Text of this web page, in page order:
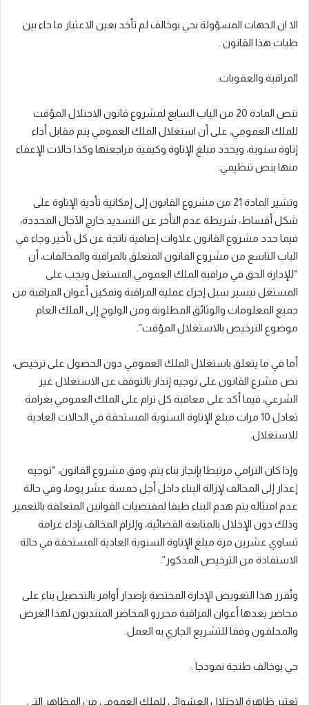
الا ان الجهات المسؤولة بحي بوخالف لم تأخد بعين الاعتبار ما جاء بين
طيات هذا القانون .
المراقبة والعقوبات:
تنص المادة 20 من الباب السابع لمشروع قانون الاحتلال المؤقت
للملك العمومي، على أن استغلال الملك العمومي يتم مقابل أداء
إتاوة سنوية، ويحدد مبلغ الإتاوة وكيفية مراجعتها وكذا حالات الإعفاء
منها بنص تنظيمي.
وتشير المادة 21 من مشروع القانون إلى إمكانية تأدية الإتاوة على
شكل أقساط، شريطة عدم التأخر عن التسديد خارج الآجال المحددة،
فيما حدد مشروع القانون علاوات إضافية ناتجة عن كل تأخير.وجاء في
الباب التاسع من مشروع القانون المتعلق بالمراقبة والمخالفات، أن
“للإدارة الحق في مراقبة الملك العمومي المستغل ويجب على
المستغل تيسير سبل إجراء عملية المراقبة وتمكين أعوان المراقبة من
جميع المعلومات والوثائق المطلوبة ومن الولوج إلى الملك العام
موضوع الترخيص بالاستغلال المؤقت”.
أما في ما يتعلق باستغلال الملك العمومي دون الحصول على ترخيص،
نص مشرع القانون على توجيه إنذار بالتوقف عن الاستغلال غير
الشرعي، فيما أكد على معاقبة كل ترام على الملك العمومي بغرامة
تعادل 10 مرات مبلغ الإتاوة السنوية المستحقة في الحالات العادية
للاستغلال.
وإذا كان الترامي مرتبطا بإنجاز بناء يتم، وفق مشروع القانون، “توجيه
إعذار إلى المخالف لإزالة البناء داخل أجل خمسة عشر يوما، وفي حالة
عدم امتثاله يتم هدم البناء طبقا لمقتضيات القوانين المتعلقة بالتعمير
وذلك دون الإخلال بالمتابعة القضائية، وإلزام المخالف بإداء غرامة
تساوي عشرين مرة مبلغ الإتاوة السنوية العادية المستحقة في حالة
الاستفادة من الترخيص المذكور”.
وتُقرر هذا التعويض الإدارة المختصة بإصدار أوامر بالتحصيل بناء على
محاضر يعدها أعوان المراقبة محررو المحاضر المنتدبون لهذا الغرض
والمحلفون وفقا للتشريع الجاري به العمل.
حي بوخالف طنجة نمودجا :
تعتبر ظاهرة الاحتلال العشوائي للملك العمومي من المظاهر التي